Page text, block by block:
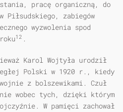
pracę organiczną, do
Piłsudskiego, zabiegów
wyzwolenia spod
12 .
Karol Wojtyła urodził
Polski w 1920 r., kiedy
z bolszewikami. Czuł
wobec tych, dzięki którym
W pamięci zachował